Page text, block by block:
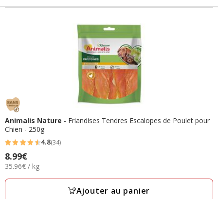
Animalis Nature - Friandises Tendres Escalopes de Poulet pour
Chien - 250g
4.8
étoiles
avec
34
4.8(34)
Prix
8.99€
8.99€
35.96€
Kg
35.96€ / kg
Ajouter au panier